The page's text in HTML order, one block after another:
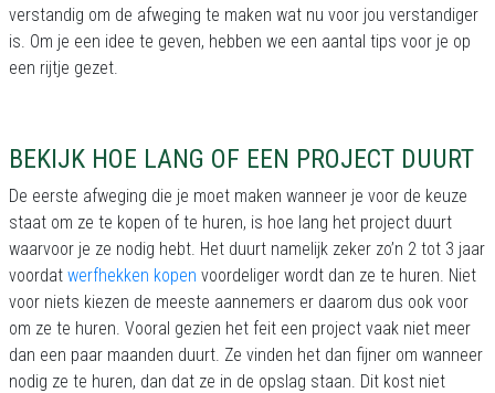
verstandig om de afweging te maken wat nu voor jou verstandiger
is. Om je een idee te geven, hebben we een aantal tips voor je op
een rijtje gezet.
BEKIJK HOE LANG OF EEN PROJECT DUURT
De eerste afweging die je moet maken wanneer je voor de keuze
staat om ze te kopen of te huren, is hoe lang het project duurt
waarvoor je ze nodig hebt. Het duurt namelijk zeker zo’n 2 tot 3 jaar
voordat werfhekken kopen voordeliger wordt dan ze te huren. Niet
voor niets kiezen de meeste aannemers er daarom dus ook voor
om ze te huren. Vooral gezien het feit een project vaak niet meer
dan een paar maanden duurt. Ze vinden het dan fijner om wanneer
nodig ze te huren, dan dat ze in de opslag staan. Dit kost niet